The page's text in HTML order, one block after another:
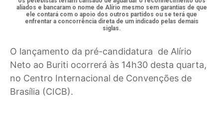
aliados e bancaram o nome de Alírio mesmo sem garantias de que
ele contará com o apoio dos outros partidos ou se terá que
enfrentar a concorrência direta de um indicado pelas demais
siglas.
O lançamento da pré-candidatura de Alírio
Neto ao Buriti ocorrerá às 14h30 desta quarta,
no Centro Internacional de Convenções de
Brasília (CICB).